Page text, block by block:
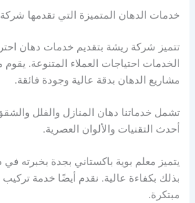
خدمات الدهان المتميزة التي تقدمها
تتميز شركة ريشة بتقديم خدمات دهان
الخدمات احتياجات العملاء المتنوعة. يقوم
مشاريع الدهان بدقة عالية وجودة فائقة.
تشمل خدماتنا دهان المنازل والفلل
أحدث التقنيات والألوان العصرية.
يتميز معلم بوية باكستاني بجدة بخبرته
بذلك بكفاءة عالية. نقدم أيضًا خدمة
مبتكرة.